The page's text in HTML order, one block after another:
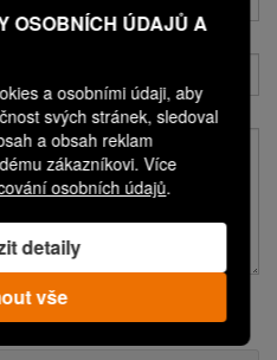
OSOBNÍCH ÚDAJŮ A
a osobními údaji, aby
svých stránek, sledoval
a obsah reklam
zákazníkovi. Více
osobních údajů.
detaily
vše